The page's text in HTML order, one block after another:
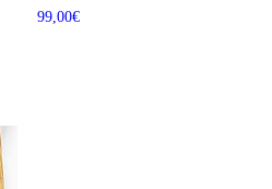
99,00€